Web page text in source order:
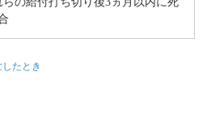
たとき